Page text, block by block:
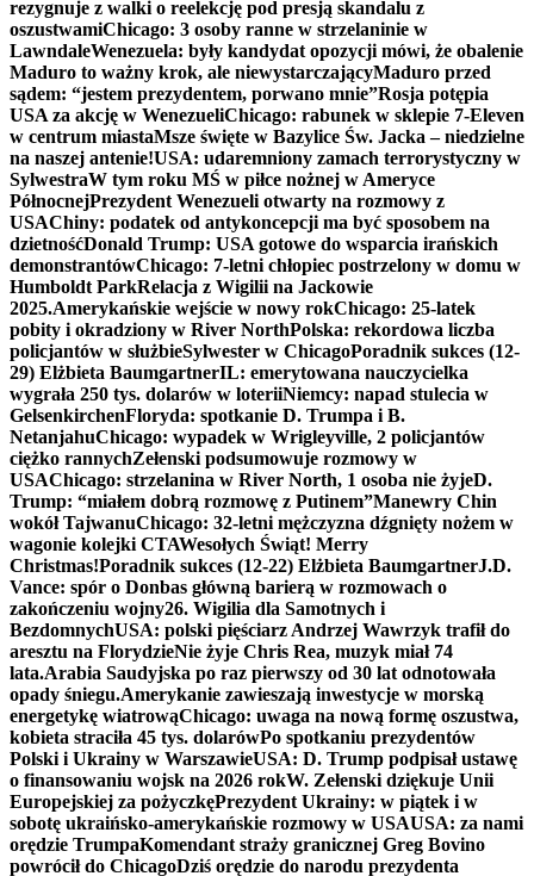
rezygnuje z walki o reelekcję pod presją skandalu z
oszustwamiChicago: 3 osoby ranne w strzelaninie w
LawndaleWenezuela: były kandydat opozycji mówi, że obalenie
Maduro to ważny krok, ale niewystarczającyMaduro przed
sądem: “jestem prezydentem, porwano mnie”Rosja potępia
USA za akcję w WenezueliChicago: rabunek w sklepie 7-Eleven
w centrum miastaMsze święte w Bazylice Św. Jacka – niedzielne
na naszej antenie!USA: udaremniony zamach terrorystyczny w
SylwestraW tym roku MŚ w piłce nożnej w Ameryce
PółnocnejPrezydent Wenezueli otwarty na rozmowy z
USAChiny: podatek od antykoncepcji ma być sposobem na
dzietnośćDonald Trump: USA gotowe do wsparcia irańskich
demonstrantówChicago: 7-letni chłopiec postrzelony w domu w
Humboldt ParkRelacja z Wigilii na Jackowie
2025.Amerykańskie wejście w nowy rokChicago: 25-latek
pobity i okradziony w River NorthPolska: rekordowa liczba
policjantów w służbieSylwester w ChicagoPoradnik sukces (12-
29) Elżbieta BaumgartnerIL: emerytowana nauczycielka
wygrała 250 tys. dolarów w loteriiNiemcy: napad stulecia w
GelsenkirchenFloryda: spotkanie D. Trumpa i B.
NetanjahuChicago: wypadek w Wrigleyville, 2 policjantów
ciężko rannychZełenski podsumowuje rozmowy w
USAChicago: strzelanina w River North, 1 osoba nie żyjeD.
Trump: “miałem dobrą rozmowę z Putinem”Manewry Chin
wokół TajwanuChicago: 32-letni mężczyzna dźgnięty nożem w
wagonie kolejki CTAWesołych Świąt! Merry
Christmas!Poradnik sukces (12-22) Elżbieta BaumgartnerJ.D.
Vance: spór o Donbas główną barierą w rozmowach o
zakończeniu wojny26. Wigilia dla Samotnych i
BezdomnychUSA: polski pięściarz Andrzej Wawrzyk trafił do
aresztu na FlorydzieNie żyje Chris Rea, muzyk miał 74
lata.Arabia Saudyjska po raz pierwszy od 30 lat odnotowała
opady śniegu.Amerykanie zawieszają inwestycje w morską
energetykę wiatrowąChicago: uwaga na nową formę oszustwa,
kobieta straciła 45 tys. dolarówPo spotkaniu prezydentów
Polski i Ukrainy w WarszawieUSA: D. Trump podpisał ustawę
o finansowaniu wojsk na 2026 rokW. Zełenski dziękuje Unii
Europejskiej za pożyczkęPrezydent Ukrainy: w piątek i w
sobotę ukraińsko-amerykańskie rozmowy w USAUSA: za nami
orędzie TrumpaKomendant straży granicznej Greg Bovino
powrócił do ChicagoDziś orędzie do narodu prezydenta